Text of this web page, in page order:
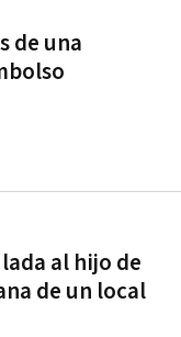
de una
al hijo de
de un local